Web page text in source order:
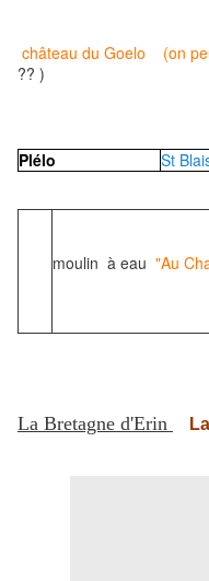
château du Goelo (on
?? )
Plélo St
moulin à eau "Au
La Bretagne d'Erin